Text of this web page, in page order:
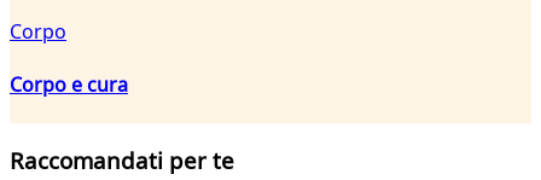
Corpo
Corpo e cura
Raccomandati per te